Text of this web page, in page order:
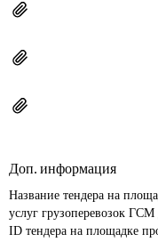
Доп. информация
Название тендера на
услуг грузоперевозок
ID тендера на площадке